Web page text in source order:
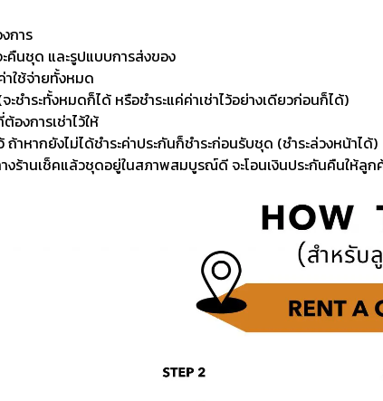
การ
คืนชุด และรูปแบบการส่งของ
าใช้จ่ายทั้งหมด
ะชำระทั้งหมดก็ได้ หรือชำระแค่ค่าเช่าไว้อย่างเดียวก่อนก็ได้)
องการเช่าไว้ให้
าหากยังไม่ได้ชำระค่าประกันก็ชำระก่อนรับชุด (ชำระล่วงหน้าได้)
ร้านเช็คแล้วชุดอยู่ในสภาพสมบูรณ์ดี จะโอนเงินประกันคืนให้ลูก